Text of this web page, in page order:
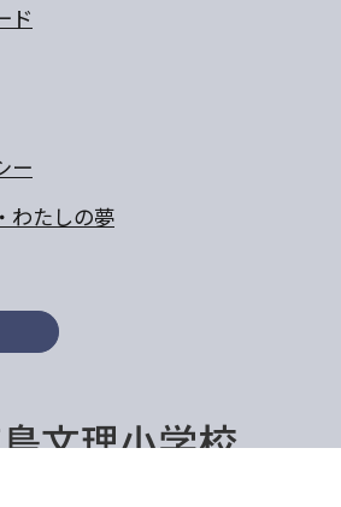
ド
ー
わたしの夢